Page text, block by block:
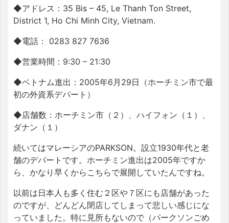
◆アドレス： 35 Bis – 45, Le Thanh Ton Street,
District 1, Ho Chi Minh City, Vietnam.
◆電話： 0283 827 7636
◆営業時間： 9:30 – 21:30
◆ベトナム進出： 2005年6月 29日（ホーチミン市で最
初の外資系デパート）
◆店舗数：ホーチミン市（２）、ハイフォン（１）、
ダナン（１）
続いてはマレーシアのPARKSON。設立1930年代と老
舗のデパートです。ホーチミン進出は2005年ですか
ら、かなり早くからこちらで展開していたんですね。
以前は日本人も多く住む２区や７区にも店舗があった
のですが、どんどん閉店してしまって悲しい感じにな
っていました。特に見所もないので（パークソンごめ